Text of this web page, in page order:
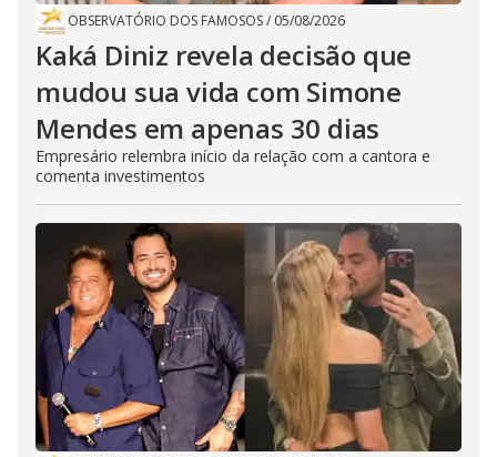
OBSERVATÓRIO DOS FAMOSOS/ 05/08/2026
Kaká Diniz revela decisão que
mudou sua vida com Simone
Mendes em apenas 30 dias
Empresário relembra início da relação com a cantora e
comenta investimentos